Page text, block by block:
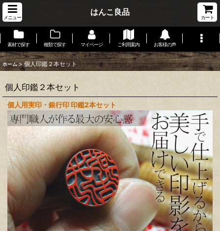
メニュー
はんこ良品
カート
素材で探す 種類で探す マイページ ご利用案内 お客様の声
ホーム > 個人印鑑２本セット
個人印鑑２本セット
個人用実印・銀行印 印鑑2本セット